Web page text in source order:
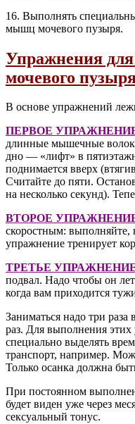
16. Выполнять
мышц мочевого пузыря.
Упражнения
мочевого
В основе упражнений
ПЕРВОЕ
длинные мышечные
дно — «лифт» в
поднимается вверх
Считайте до пяти.
на несколько секунд).
ВТОРОЕ
скоростным: выполняйте,
упражнение тренирует
ТРЕТЬЕ
подвал. Надо чтобы он
когда вам приходится
Заниматься надо три раза
раз. Для выполнения
специально выделять
транспорт, например.
Только осанка должна
При постоянном
будет виден уже через
сексуальный тонус.